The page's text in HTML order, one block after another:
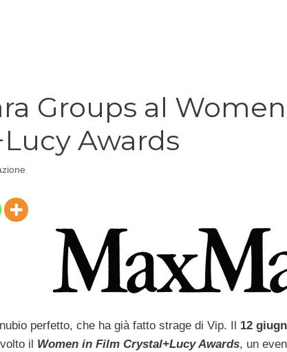
Groups al
Awards
perfetto, che ha già fatto strage di Vip. Il 12
il Women in Film Crystal+Lucy Awards, un